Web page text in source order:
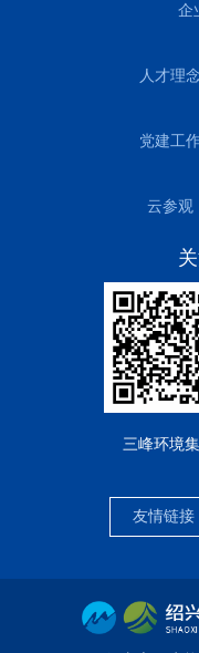
企
人才理念
党建工
云参观
三峰环境